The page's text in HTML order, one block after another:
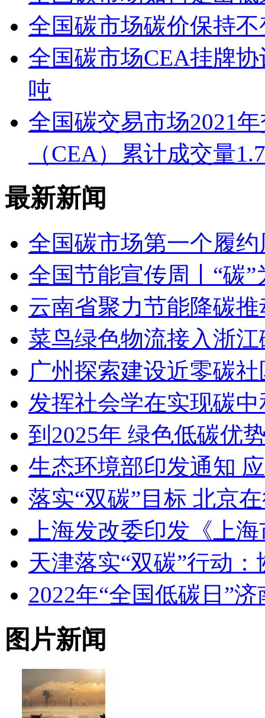
全国碳市场碳价保持不
全国碳市场CEA挂牌
吨
全国碳交易市场2021
（CEA）累计成交量
最新新闻
全国碳市场第一个履
全国节能宣传周丨“碳
云南省聚力节能降碳
菜鸟绿色物流接入浙
广州探索建设近零碳社
发挥社会学在实现碳
到2025年 绿色低碳优
生态环境部印发通知
落实“双碳”目标 北京
上海发改委印发《上
天津落实“双碳”行动
2022年“全国低碳日”
图片新闻